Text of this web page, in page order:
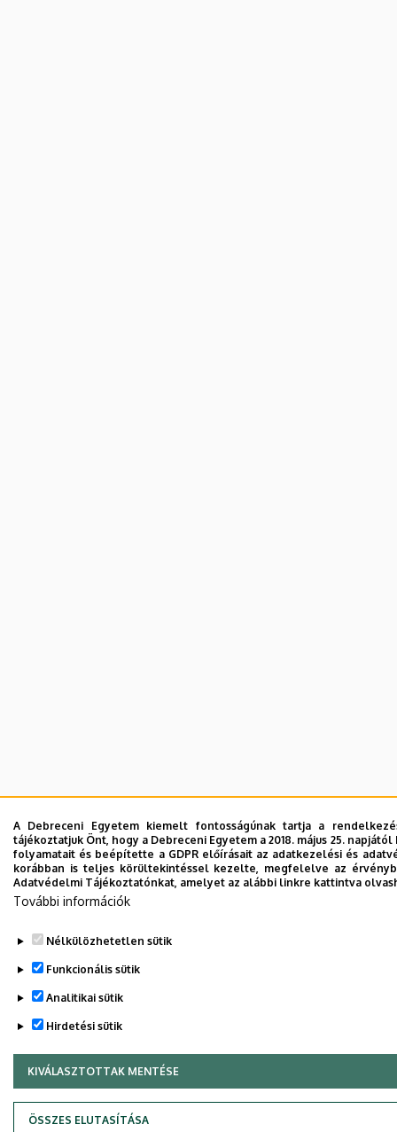
A Debreceni Egyetem kiemelt fontosságúnak tartja a
tájékoztatjuk Önt, hogy a Debreceni Egyetem a 2018. május 25.
folyamatait és beépítette a GDPR előírásait az adatkezelési és
korábban is teljes körültekintéssel kezelte, megfelelve az
Adatvédelmi Tájékoztatónkat, amelyet az alábbi linkre kattintva
További információk
Nélkülözhetetlen sütik
Funkcionális sütik
Analitikai sütik
Hirdetési sütik
KIVÁLASZTOTTAK MENTÉSE
ÖSSZES ELUTASÍTÁSA
WITHDRAW CONSENT